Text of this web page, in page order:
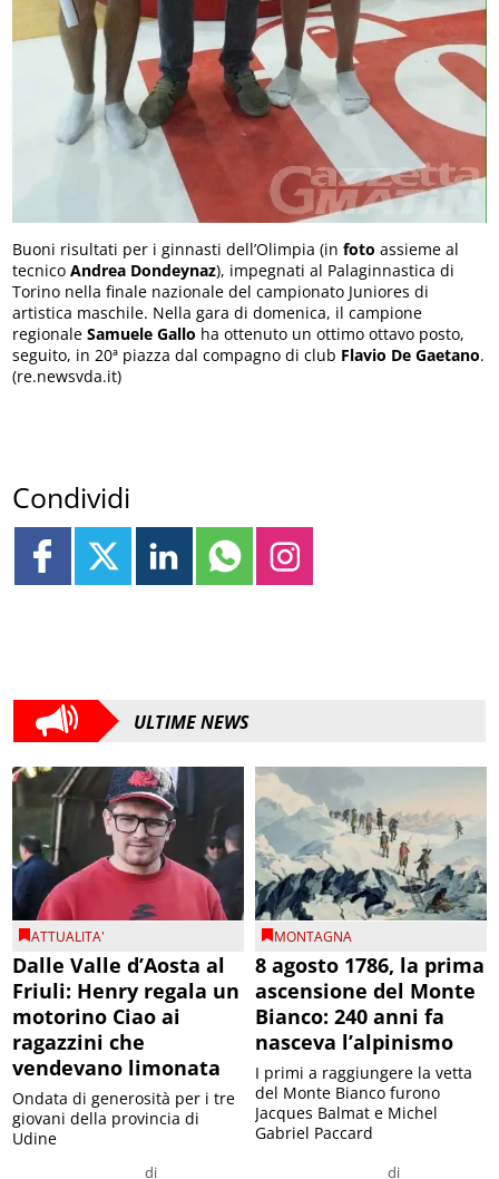
Buoni risultati per i ginnasti dell’Olimpia (infoto assieme al
tecnicoAndrea Dondeynaz), impegnati al Palaginnastica di
Torino nella finale nazionale del campionato Juniores di
artistica maschile. Nella gara di domenica, il campione
regionaleSamuele Gallo ha ottenuto un ottimo ottavo posto,
seguito, in 20ª piazza dal compagno di club Flavio De Gaetano.
(re.newsvda.it)
Condividi
ULTIME NEWS
ATTUALITA'
Dalle Valle d’Aosta al
Friuli: Henry regala un
motorino Ciao ai
ragazzini che
vendevano limonata
di
Ondata di generosità per i tre
giovani della provincia di
Udine
MONTAGNA
8 agosto 1786, la prima
ascensione del Monte
Bianco: 240 anni fa
nasceva l’alpinismo
di
I primi a raggiungere la vetta
del Monte Bianco furono
Jacques Balmat e Michel
Gabriel Paccard